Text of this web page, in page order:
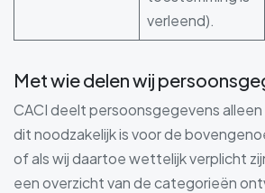
verleend).
Met wie delen wij
CACI deelt persoonsgegevens
dit noodzakelijk is voor de
of als wij daartoe wettelijk verplicht
een overzicht van de categorieën